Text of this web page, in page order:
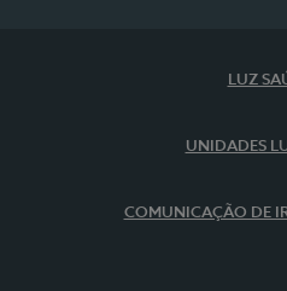
LUZ
UNIDADES
COMUNICAÇÃO DE